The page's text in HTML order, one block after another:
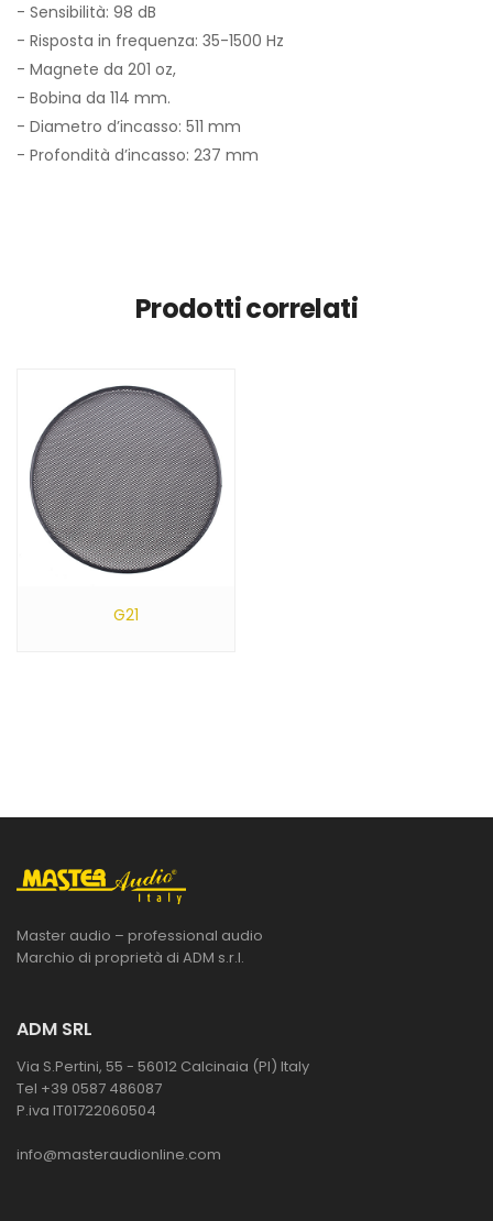
- Sensibilità: 98 dB
- Risposta in frequenza: 35-1500 Hz
- Magnete da 201 oz,
- Bobina da 114 mm.
- Diametro d’incasso: 511 mm
- Profondità d’incasso: 237 mm
Prodotti correlati
G21
Master audio – professional audio
Marchio di proprietà di ADM s.r.l.
ADM SRL
Via S.Pertini, 55 - 56012 Calcinaia (PI) Italy
Tel +39 0587 486087
P.iva IT01722060504
info@masteraudionline.com